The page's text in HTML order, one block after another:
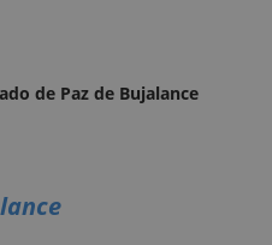
de Paz de Bujalance